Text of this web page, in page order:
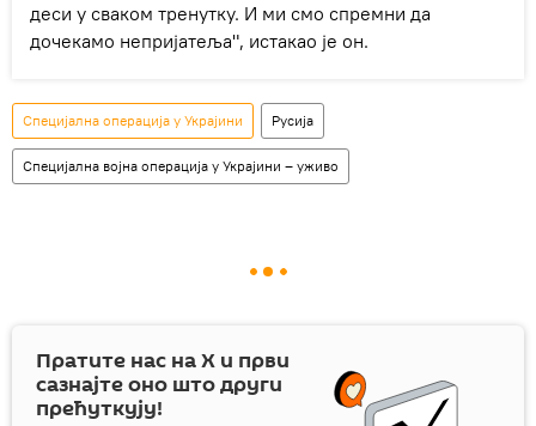
деси у сваком тренутку. И ми смо спремни да
дочекамо непријатеља", истакао је он.
Специјална операција у Украјини Русија
Специјална војна операција у Украјини – уживо
Пратите нас наX и први
сазнајте оно што други
прећуткују!